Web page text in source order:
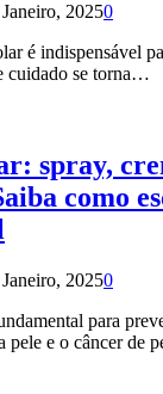
20250
é indispensável
cuidado se torna…
spray,
como
20250
para
pele e o câncer de